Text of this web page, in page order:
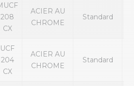
208
CX
ACIER AU
CHROME
Standard
UCF
204
CX
ACIER AU
CHROME
Standard